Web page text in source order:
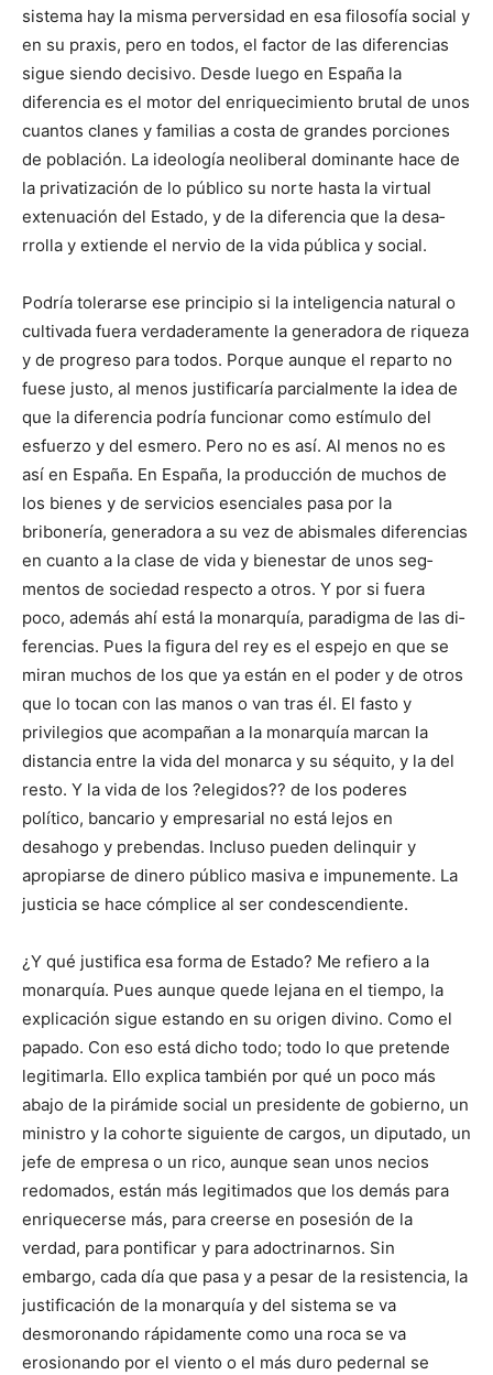
sistema hay la misma perversidad en esa filosofía social y
en su praxis, pero en todos, el factor de las diferencias
sigue siendo decisivo. Desde luego en España la
diferencia es el motor del enriqueci­miento brutal de unos
cuantos clanes y familias a costa de grandes porciones
de población. La ideología neoliberal domi­nante hace de
la privatización de lo público su norte hasta la virtual
extenua­ción del Estado, y de la diferencia que la desa­
rrolla y extiende el nervio de la vida pública y social.
Podría tolerarse ese principio si la inteligencia natural o
culti­vada fuera verdaderamente la generadora de riqueza
y de pro­greso para todos. Porque aunque el reparto no
fuese justo, al menos jus­tificaría parcialmente la idea de
que la diferencia podría funcionar como estímulo del
esfuerzo y del esmero. Pero no es así. Al me­nos no es
así en España. En España, la producción de muchos de
los bienes y de servicios esenciales pasa por la
bribonería, genera­dora a su vez de abismales dife­rencias
en cuanto a la clase de vida y bienestar de unos seg­
mentos de sociedad respecto a otros. Y por si fuera
poco, además ahí está la monarquía, paradigma de las di­
ferencias. Pues la figura del rey es el espejo en que se
miran mu­chos de los que ya están en el poder y de otros
que lo tocan con las ma­nos o van tras él. El fasto y
privilegios que acompañan a la monarquía marcan la
distancia entre la vida del monarca y su séquito, y la del
resto. Y la vida de los ?elegidos?? de los pode­res
político, bancario y empresarial no está lejos en
desahogo y pre­bendas. Incluso pueden delinquir y
apropiarse de dinero público masiva e impunemente. La
justicia se hace cómplice al ser con­descendiente.
¿Y qué justifica esa forma de Estado? Me refiero a la
monar­quía. Pues aunque quede lejana en el tiempo, la
explicación si­gue estando en su origen divino. Como el
papado. Con eso está dicho todo; todo lo que pretende
legitimarla. Ello explica tam­bién por qué un poco más
abajo de la pirámide social un presi­dente de go­bierno, un
ministro y la cohorte siguiente de cargos, un diputado, un
jefe de empresa o un rico, aunque sean unos necios
redomados, están más legitimados que los demás para
enriquecerse más, para creerse en posesión de la
verdad, para pontificar y para adoctri­narnos. Sin
embargo, cada día que pasa y a pesar de la resistencia, la
justificación de la monarquía y del sistema se va
desmoronando rápidamente como una roca se va
erosionando por el viento o el más duro pedernal se